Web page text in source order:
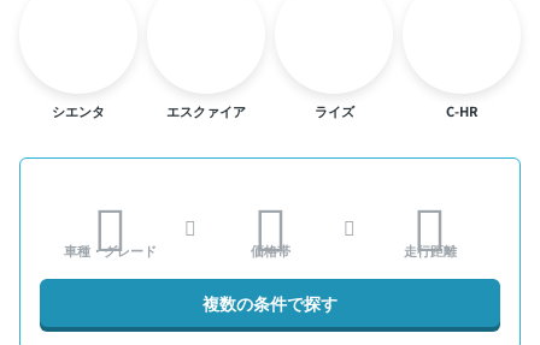
シエンタ エスクァイア ライズ C-HR
車種・グレード 価格帯 走行距離
複数の条件で探す